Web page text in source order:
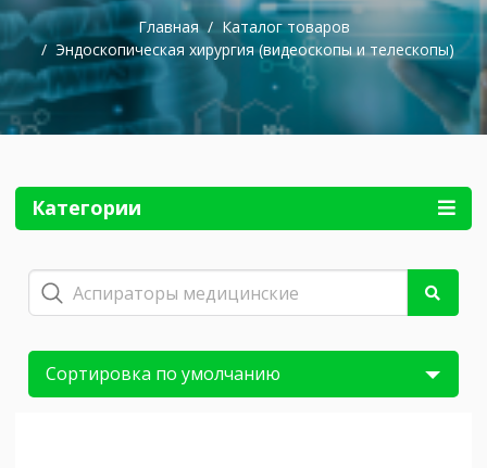
Главная
Каталог товаров
Эндоскопическая хирургия (видеоскопы и телескопы)
Категории